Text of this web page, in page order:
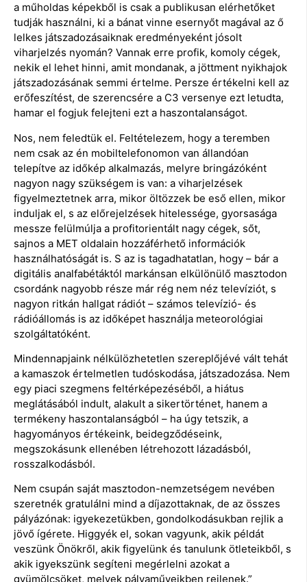
a műholdas képekből is csak a publikusan elérhetőket
tudják használni, ki a bánat vinne esernyőt magával az ő
lelkes játszadozásaiknak eredményeként jósolt
viharjelzés nyomán? Vannak erre profik, komoly cégek,
nekik el lehet hinni, amit mondanak, a jöttment nyikhajok
játszadozásának semmi értelme. Persze értékelni kell az
erőfeszítést, de szerencsére a C3 versenye ezt letudta,
hamar el fogjuk felejteni ezt a haszontalanságot.
Nos, nem feledtük el. Feltételezem, hogy a teremben
nem csak az én mobiltelefonomon van állandóan
telepítve az időkép alkalmazás, melyre bringázóként
nagyon nagy szükségem is van: a viharjelzések
figyelmeztetnek arra, mikor öltözzek be eső ellen, mikor
induljak el, s az előrejelzések hitelessége, gyorsasága
messze felülmúlja a profitorientált nagy cégek, sőt,
sajnos a MET oldalain hozzáférhető információk
használhatóságát is. S az is tagadhatatlan, hogy – bár a
digitális analfabétáktól markánsan elkülönülő masztodon
csordánk nagyobb része már rég nem néz televíziót, s
nagyon ritkán hallgat rádiót – számos televízió- és
rádióállomás is az időképet használja meteorológiai
szolgáltatóként.
Mindennapjaink nélkülözhetetlen szereplőjévé vált tehát
a kamaszok értelmetlen tudóskodása, játszadozása. Nem
egy piaci szegmens feltérképezéséből, a hiátus
meglátásából indult, alakult a sikertörténet, hanem a
termékeny haszontalanságból – ha úgy tetszik, a
hagyományos értékeink, beidegződéseink,
megszokásunk ellenében létrehozott lázadásból,
rosszalkodásból.
Nem csupán saját masztodon-nemzetségem nevében
szeretnék gratulálni mind a díjazottaknak, de az összes
pályázónak: igyekezetükben, gondolkodásukban rejlik a
jövő ígérete. Higgyék el, sokan vagyunk, akik példát
veszünk Önökről, akik figyelünk és tanulunk ötleteikből, s
akik igyekszünk segíteni megérlelni azokat a
gyümölcsöket, melyek pályaműveikben rejlenek.”